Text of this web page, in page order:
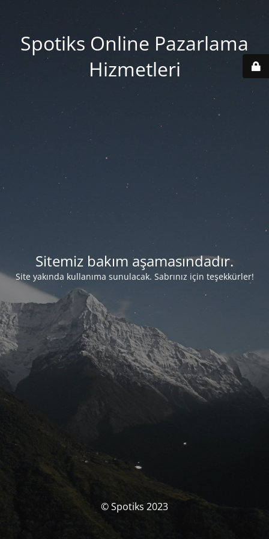
Spotiks Online Pazarlama
Hizmetleri
Sitemiz bakım aşamasındadır.
Site yakında kullanıma sunulacak. Sabrınız için teşekkürler!
© Spotiks 2023